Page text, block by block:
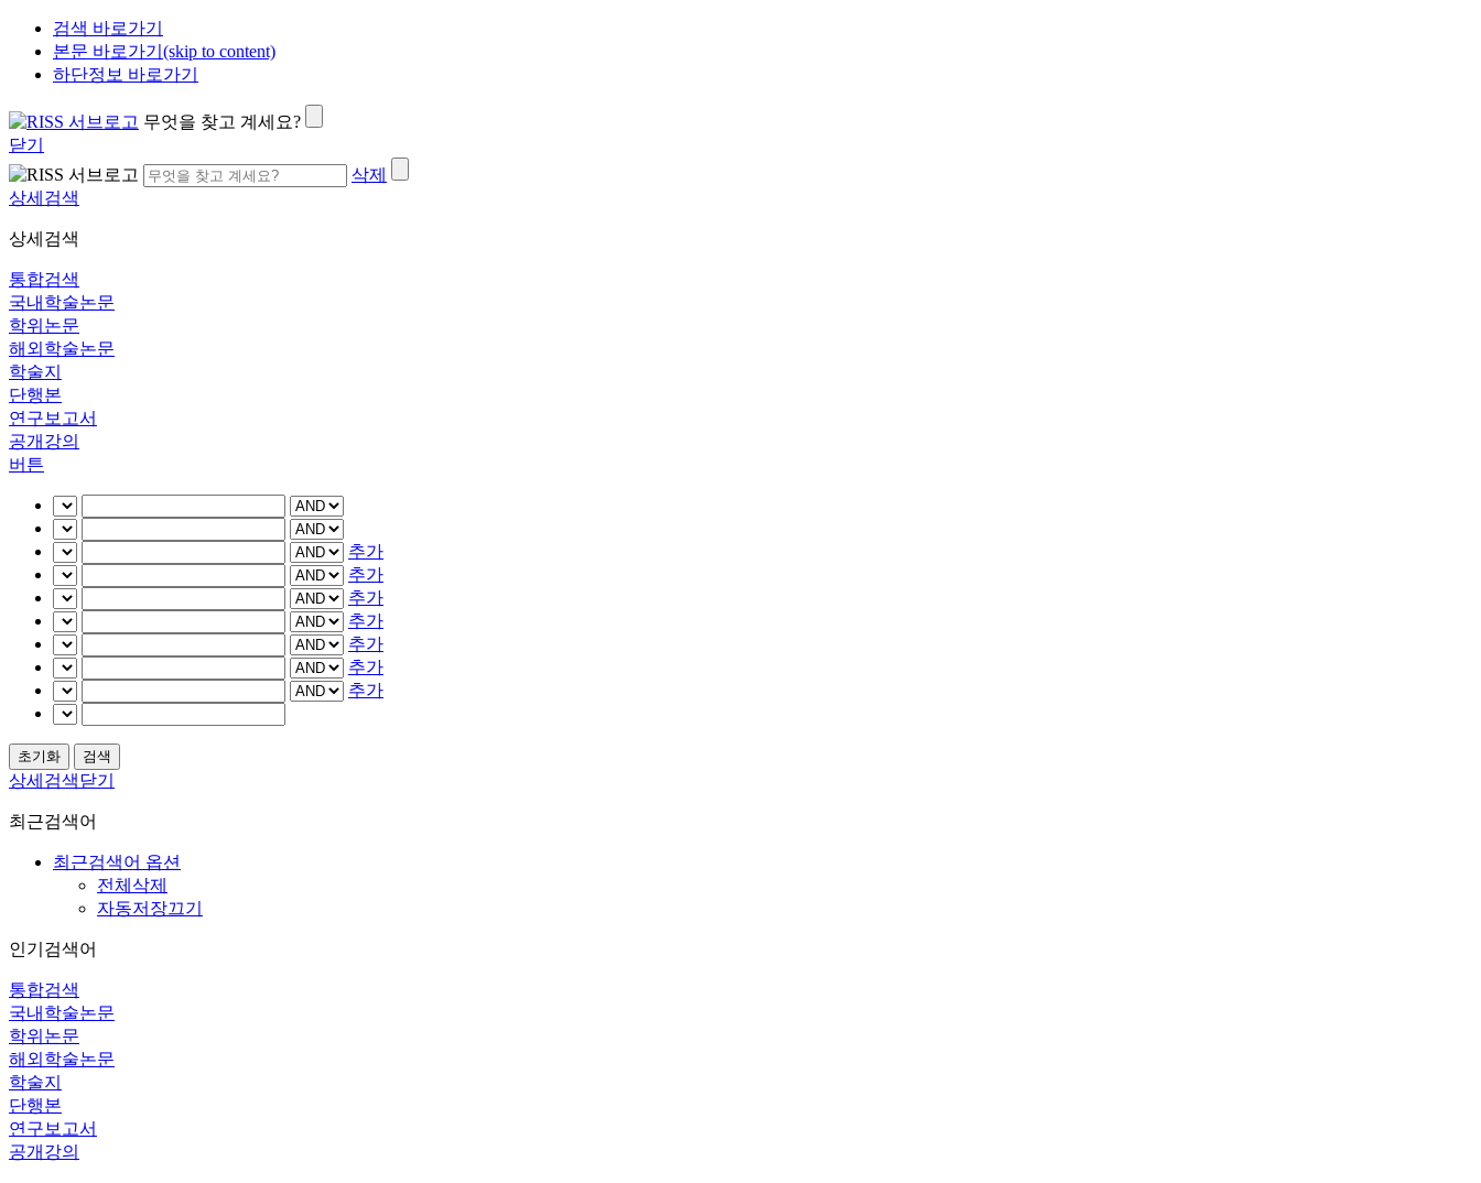
검색 바로가기
본문 바로가기(skip to content)
하단정보 바로가기
무엇을 찾고 계세요?
닫기
삭제
상세검색
상세검색
통합검색
국내학술논문
학위논문
해외학술논문
학술지
단행본
연구보고서
공개강의
버튼
추가
추가
추가
추가
추가
추가
추가
상세검색닫기
최근검색어
최근검색어 옵션
전체삭제
자동저장끄기
인기검색어
통합검색
국내학술논문
학위논문
해외학술논문
학술지
단행본
연구보고서
공개강의